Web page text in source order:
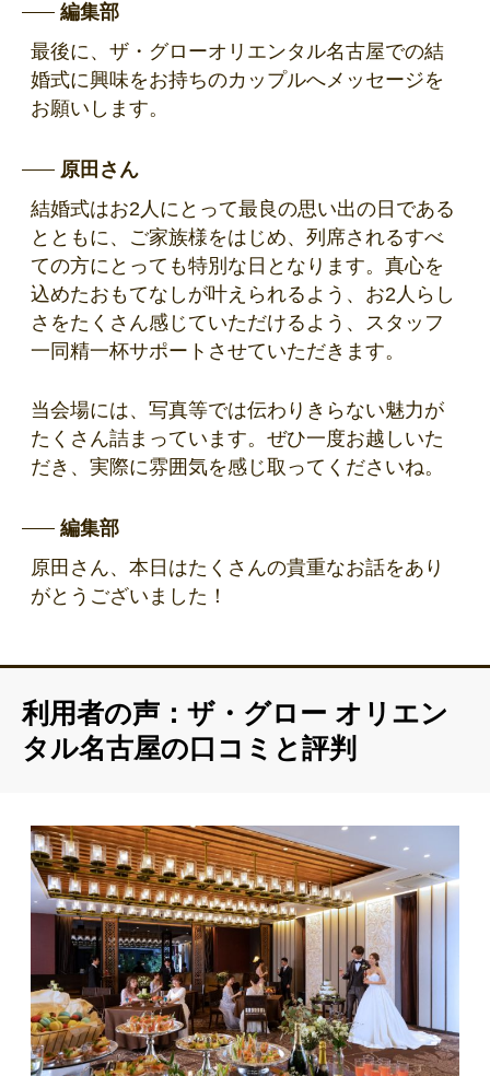
編集部
最後に、ザ・グローオリエンタル名古屋での結
婚式に興味をお持ちのカップルへメッセージを
お願いします。
原田さん
結婚式はお2人にとって最良の思い出の日である
とともに、ご家族様をはじめ、列席されるすべ
ての方にとっても特別な日となります。真心を
込めたおもてなしが叶えられるよう、お2人らし
さをたくさん感じていただけるよう、スタッフ
一同精一杯サポートさせていただきます。
当会場には、写真等では伝わりきらない魅力が
たくさん詰まっています。ぜひ一度お越しいた
だき、実際に雰囲気を感じ取ってくださいね。
編集部
原田さん、本日はたくさんの貴重なお話をあり
がとうございました！
利用者の声：ザ・グロー オリエン
タル名古屋の口コミと評判